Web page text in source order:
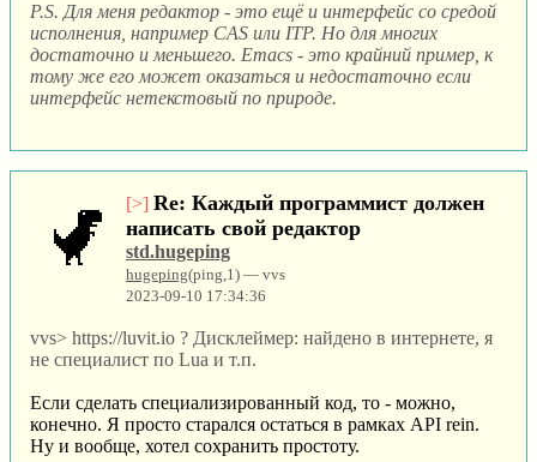
P.S. Для меня редактор - это ещё и интерфейс со средой
исполнения, например CAS или ITP. Но для многих
достаточно и меньшего. Emacs - это крайний пример, к
тому же его может оказаться и недостаточно если
интерфейс нетекстовый по природе.
[>] Re: Каждый программист должен
написать свой редактор
std.hugeping
hugeping(ping,1) — vvs
2023-09-10 17:34:36
vvs> https://luvit.io ? Дисклеймер: найдено в интернете, я
не специалист по Lua и т.п.
Если сделать специализированный код, то - можно,
конечно. Я просто старался остаться в рамках API rein.
Ну и вообще, хотел сохранить простоту.